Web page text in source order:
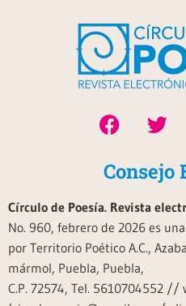
Consejo
Círculo de Poesía. Revista
No. 960, febrero de 2026 es
por Territorio Poético A.C.,
mármol, Puebla, Puebla,
C.P. 72574, Tel. 5610704552 //